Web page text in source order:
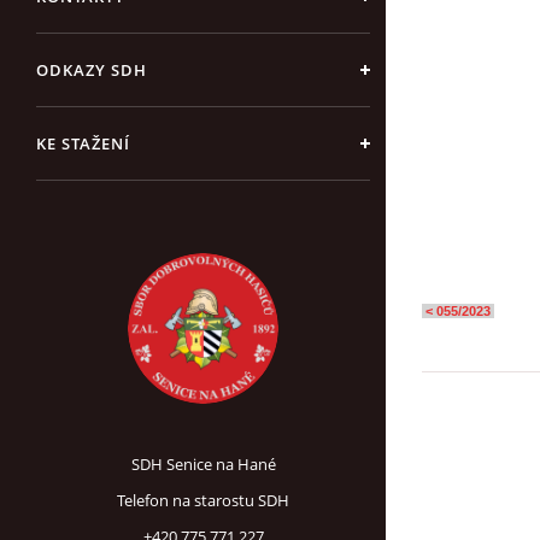
ODKAZY SDH
KE STAŽENÍ
SDH Senice na Hané
Telefon na starostu SDH
< 055/2023